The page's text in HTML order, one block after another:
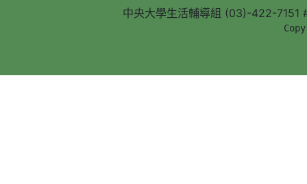
中央大學生活輔導組 (03)-422-7151